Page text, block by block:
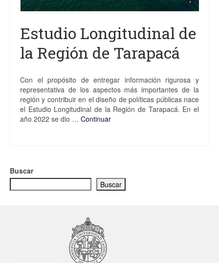
Estudio Longitudinal de
la Región de Tarapacá
Con el propósito de entregar información rigurosa y
representativa de los aspectos más importantes de la
región y contribuir en el diseño de políticas públicas nace
el Estudio Longitudinal de la Región de Tarapacá. En el
año 2022 se dio … Continuar
Buscar
Buscar